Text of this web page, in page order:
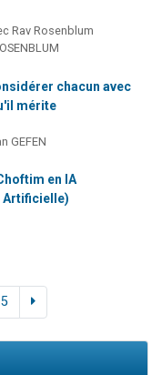
Rav Rosenblum
chacun avec
mérite
GEFEN
en IA
Artificielle)
5